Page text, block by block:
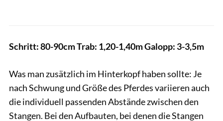
Schritt: 80-90cm Trab: 1,20-1,40m Galopp: 3-3,5m
Was man zusätzlich im Hinterkopf haben sollte: Je
nach Schwung und Größe des Pferdes variieren auch
die individuell passenden Abstände zwischen den
Stangen. Bei den Aufbauten, bei denen die Stangen